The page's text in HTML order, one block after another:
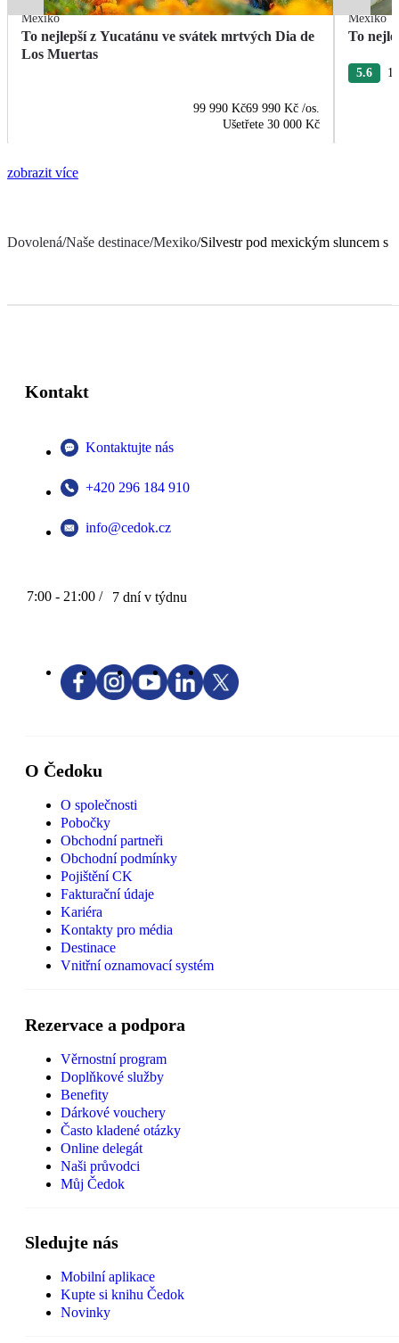
Mexiko
To nejlepší z Yucatánu ve svátek mrtvých Dia de
Los Muertas
99 990 Kč69 990 Kč /os.
Ušetřete 30 000 Kč
Mexiko
To
5.6
zobrazit více
Dovolená/Naše destinace/Mexiko/Silvestr pod mexickým sluncem s
Kontakt
Kontaktujte nás
+420 296 184 910
info@cedok.cz
7:00 - 21:00 / 7 dní v týdnu
O Čedoku
O společnosti
Pobočky
Obchodní partneři
Obchodní podmínky
Pojištění CK
Fakturační údaje
Kariéra
Kontakty pro média
Destinace
Vnitřní oznamovací systém
Rezervace a podpora
Věrnostní program
Doplňkové služby
Benefity
Dárkové vouchery
Často kladené otázky
Online delegát
Naši průvodci
Můj Čedok
Sledujte nás
Mobilní aplikace
Kupte si knihu Čedok
Novinky